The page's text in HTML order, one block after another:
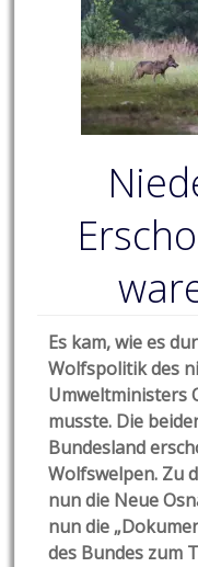
Es kam, wie es
Wolfspolitik des
Umweltministers
musste. Die
Bundesland
Wolfswelpen. Zu
nun die Neue
nun die
des Bundes zum